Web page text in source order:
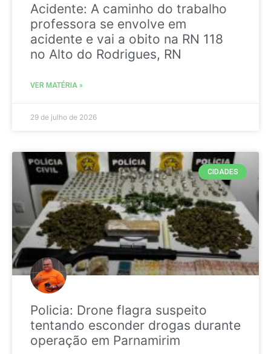
Acidente: A caminho do trabalho
professora se envolve em
acidente e vai a obito na RN 118
no Alto do Rodrigues, RN
VER MATÉRIA »
29 de julho de 2026
CIDADES
Policia: Drone flagra suspeito
tentando esconder drogas durante
operação em Parnamirim